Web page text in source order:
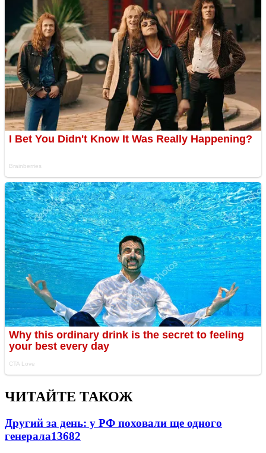
ЧИТАЙТЕ ТАКОЖ
Другий за день: у РФ поховали ще одного
генерала13682